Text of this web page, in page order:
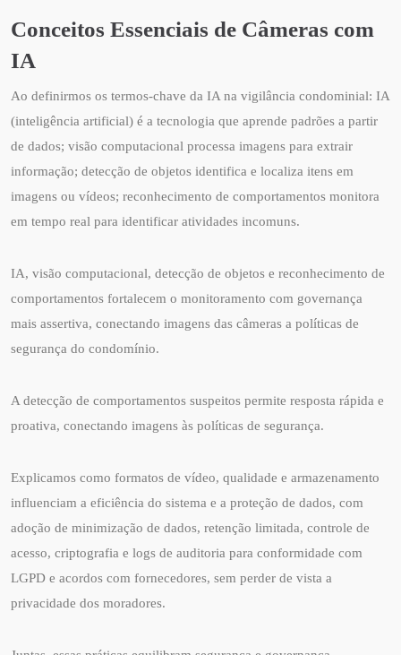
Conceitos Essenciais de Câmeras com
IA
Ao definirmos os termos-chave da IA na vigilância condominial: IA
(inteligência artificial) é a tecnologia que aprende padrões a partir
de dados; visão computacional processa imagens para extrair
informação; detecção de objetos identifica e localiza itens em
imagens ou vídeos; reconhecimento de comportamentos monitora
em tempo real para identificar atividades incomuns.
IA, visão computacional, detecção de objetos e reconhecimento de
comportamentos fortalecem o monitoramento com governança
mais assertiva, conectando imagens das câmeras a políticas de
segurança do condomínio.
A detecção de comportamentos suspeitos permite resposta rápida e
proativa, conectando imagens às políticas de segurança.
Explicamos como formatos de vídeo, qualidade e armazenamento
influenciam a eficiência do sistema e a proteção de dados, com
adoção de minimização de dados, retenção limitada, controle de
acesso, criptografia e logs de auditoria para conformidade com
LGPD e acordos com fornecedores, sem perder de vista a
privacidade dos moradores.